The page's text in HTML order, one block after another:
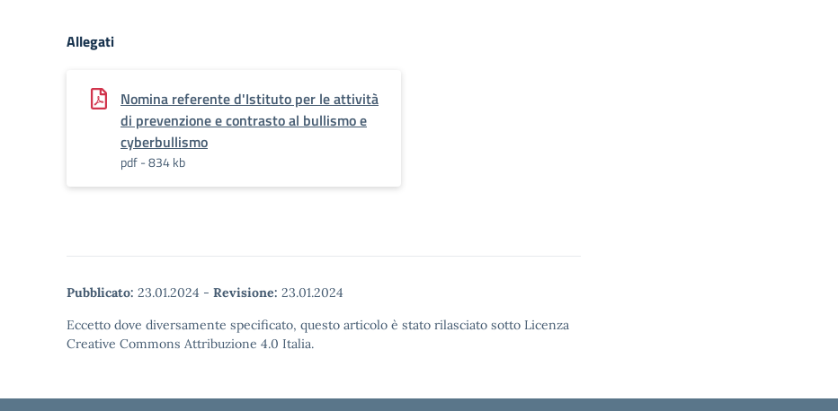
Allegati
Nomina referente d'Istituto per le attività
di prevenzione e contrasto al bullismo e
cyberbullismo
pdf - 834 kb
Pubblicato: 23.01.2024 - Revisione: 23.01.2024
Eccetto dove diversamente specificato, questo articolo è stato rilasciato sotto Licenza
Creative Commons Attribuzione 4.0 Italia.